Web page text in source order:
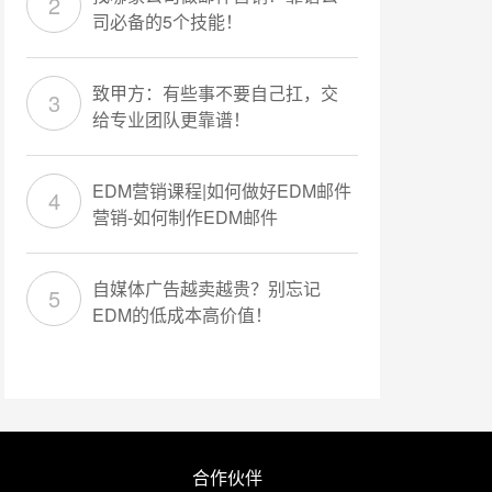
司必备的5个技能！
致甲方：有些事不要自己扛，交
给专业团队更靠谱！
EDM营销课程|如何做好EDM邮件
营销-如何制作EDM邮件
自媒体广告越卖越贵？别忘记
EDM的低成本高价值！
合作伙伴